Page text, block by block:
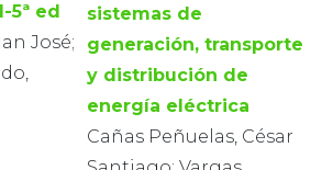
5ª ed
José;
sistemas de
generación, transporte
y distribución de
energía eléctrica
Cañas Peñuelas, César